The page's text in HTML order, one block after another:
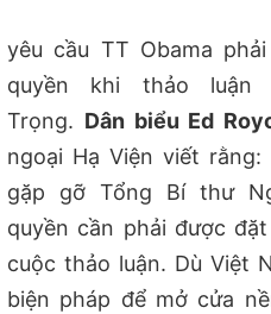
yêu cầu TT Obama
quyền khi thảo luận
Trọng. Dân biểu Ed
ngoại Hạ Viện viết
gặp gỡ Tổng Bí thư
quyền cần phải được
cuộc thảo luận. Dù Việt
biện pháp để mở cửa